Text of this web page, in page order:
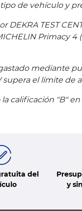
de vehículo y
DEKRA TEST
Primacy
mediante
supera el límite
calificación "B"
del
y